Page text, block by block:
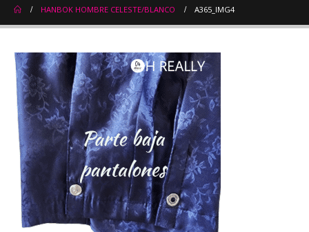
HANBOK HOMBRE CELESTE/BLANCO A365_IMG4